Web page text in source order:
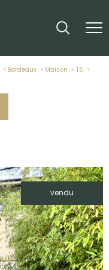
Bordeaux Maison
T6
vendu